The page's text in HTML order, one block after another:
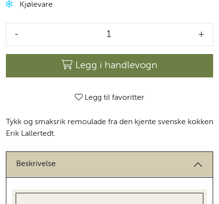
Kjølevare
- +
Legg i handlevogn
Legg til favoritter
Tykk og smaksrik remoulade fra den kjente svenske kokken
Erik Lallertedt.
Beskrivelse